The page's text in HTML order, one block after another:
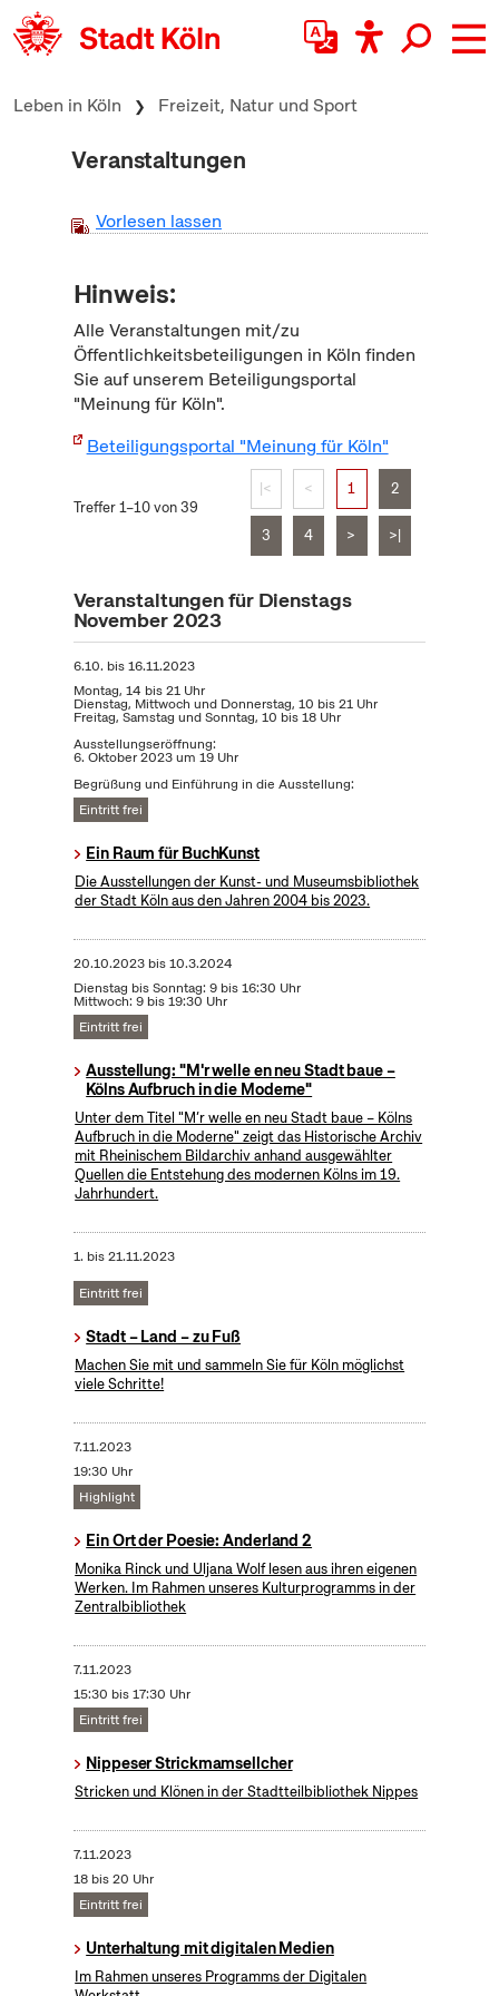
zum Inhalt springen
Leben in Köln Freizeit, Natur und Sport
Veranstaltungen
Vorlesen lassen
Hinweis:
Alle Veranstaltungen mit/zu
Öffentlichkeitsbeteiligungen in Köln finden
Sie auf unserem Beteiligungsportal
"Meinung für Köln".
Beteiligungsportal "Meinung für Köln"
Treffer 1–10 von 39
|< < 1 2
3 4 > >|
Veranstaltungen für Dienstags
November 2023
6.10. bis16.11.2023
Montag, 14 bis 21 Uhr
Dienstag, Mittwoch und Donnerstag, 10 bis 21 Uhr
Freitag, Samstag und Sonntag, 10 bis 18 Uhr
Ausstellungseröffnung:
6. Oktober 2023 um 19 Uhr
Begrüßung und Einführung in die Ausstellung:
Eintritt frei
Ein Raum für BuchKunst
Die Ausstellungen der Kunst- und Museumsbibliothek
der Stadt Köln aus den Jahren 2004 bis 2023.
20.10.2023bis10.3.2024
Dienstag bis Sonntag: 9 bis 16:30 Uhr
Mittwoch: 9 bis 19:30 Uhr
Eintritt frei
Ausstellung: "M'r welle en neu Stadt baue –
Kölns Aufbruch in die Moderne"
Unter dem Titel "M’r welle en neu Stadt baue – Kölns
Aufbruch in die Moderne" zeigt das Historische Archiv
mit Rheinischem Bildarchiv anhand ausgewählter
Quellen die Entstehung des modernen Kölns im 19.
Jahrhundert.
1. bis21.11.2023
Eintritt frei
Stadt – Land – zu Fuß
Machen Sie mit und sammeln Sie für Köln möglichst
viele Schritte!
7.11.2023
19:30 Uhr
Highlight
Ein Ort der Poesie: Anderland 2
Monika Rinck und Uljana Wolf lesen aus ihren eigenen
Werken. Im Rahmen unseres Kulturprogramms in der
Zentralbibliothek
7.11.2023
15:30 bis 17:30 Uhr
Eintritt frei
Nippeser Strickmamsellcher
Stricken und Klönen in der Stadtteilbibliothek Nippes
7.11.2023
18 bis 20 Uhr
Eintritt frei
Unterhaltung mit digitalen Medien
Im Rahmen unseres Programms der Digitalen